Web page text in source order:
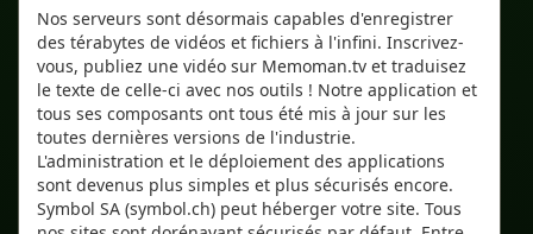
Nos serveurs sont désormais capables d'enregistrer
des térabytes de vidéos et fichiers à l'infini. Inscrivez-
vous, publiez une vidéo sur Memoman.tv et traduisez
le texte de celle-ci avec nos outils ! Notre application et
tous ses composants ont tous été mis à jour sur les
toutes dernières versions de l'industrie.
L'administration et le déploiement des applications
sont devenus plus simples et plus sécurisés encore.
Symbol SA (symbol.ch) peut héberger votre site. Tous